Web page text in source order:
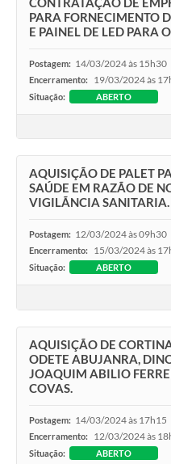
PARA FORNECIMENTO
E PAINEL DE LED PARA
Postagem: 14/03/2024 às 15h30
Encerramento: 19/03/2024 às
Situação: ABERTO
AQUISIÇÃO DE PALET
SAÚDE EM RAZÃO DE
VIGILÃNCIA SANITARIA.
Postagem: 12/03/2024 às 09h30
Encerramento: 15/03/2024 às
Situação: ABERTO
AQUISIÇÃO DE
ODETE ABUJANRA,
JOAQUIM ABILIO
COVAS.
Postagem: 14/03/2024 às 17h15
Encerramento: 12/03/2024 às
Situação: ABERTO